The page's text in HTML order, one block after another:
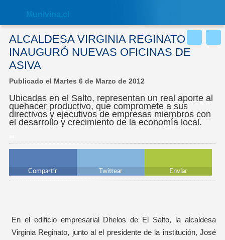
web
incluye
sistema
accesibilidad.
Munivina.cl
ALCALDESA VIRGINIA REGINATO
INAUGURÓ NUEVAS OFICINAS DE
ASIVA
Publicado el Martes 6 de Marzo de 2012
Ubicadas en el Salto, representan un real aporte al
quehacer productivo, que compromete a sus
directivos y ejecutivos de empresas miembros con
el desarrollo y crecimiento de la economía local.
Compartir Twittear Enviar
En el edificio empresarial Dhelos de El Salto, la alcaldesa
Virginia Reginato, junto al el presidente de la institución, José